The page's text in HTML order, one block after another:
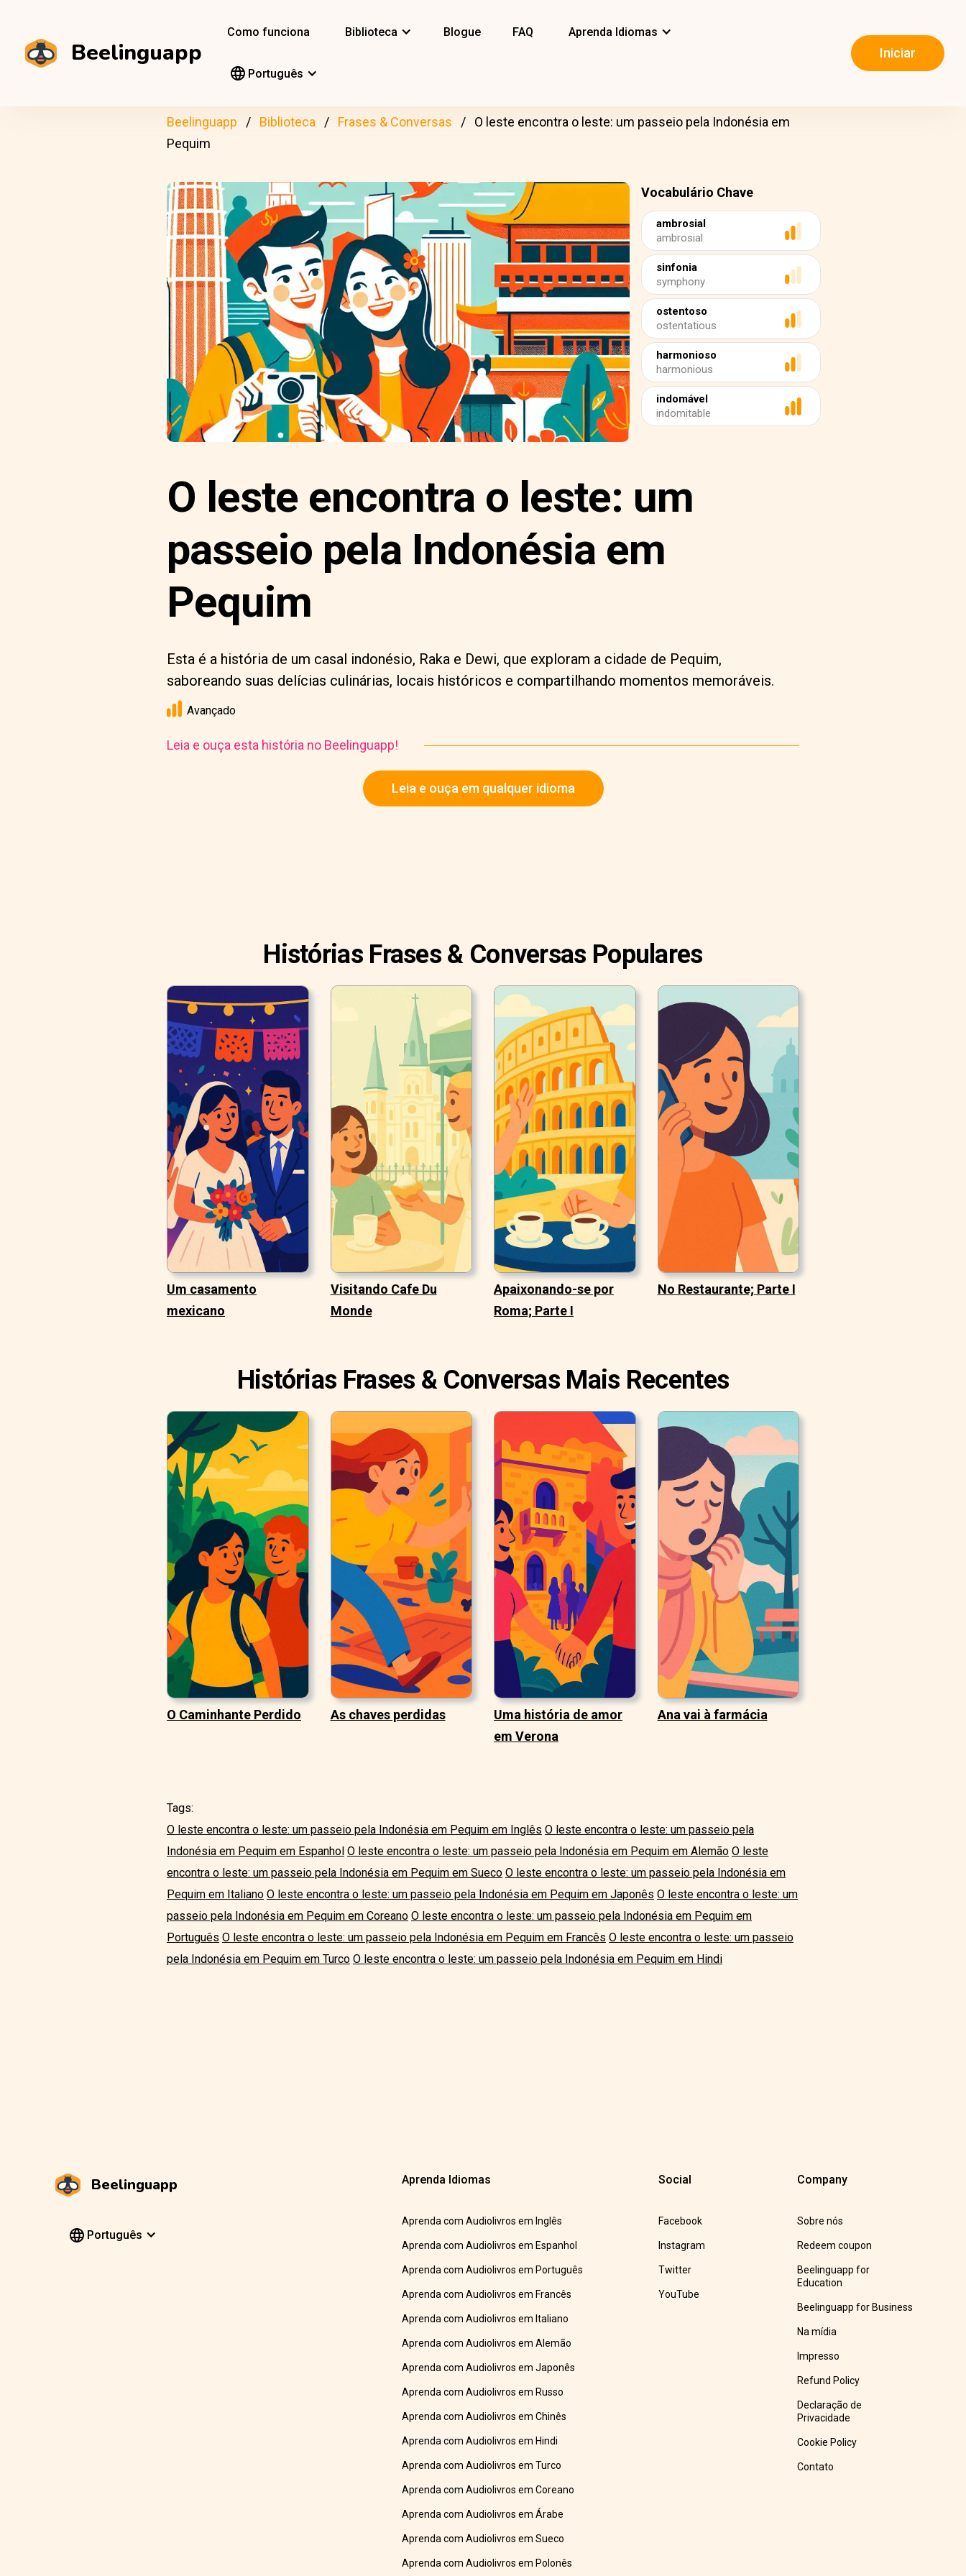
Beelinguapp
Como funciona Biblioteca Blogue FAQ Aprenda Idiomas
Português
Iniciar
Beelinguapp Biblioteca Frases & Conversas
O leste encontra o leste: um passeio pela Indonésia em
Pequim
Vocabulário Chave
ambrosial
ambrosial
sinfonia
symphony
ostentoso
ostentatious
harmonioso
harmonious
indomável
indomitable
O leste encontra o leste: um
passeio pela Indonésia em
Pequim
Esta é a história de um casal indonésio, Raka e Dewi, que exploram a cidade de Pequim,
saboreando suas delícias culinárias, locais históricos e compartilhando momentos memoráveis.
Avançado
Leia e ouça esta história no Beelinguapp!
Leia e ouça em qualquer idioma
Histórias Frases & Conversas Populares
Um casamento
mexicano
Visitando Cafe Du
Monde
Apaixonando-se por
Roma; Parte I
No Restaurante; Parte I
Histórias Frases & Conversas Mais Recentes
O Caminhante Perdido As chaves perdidas
Uma história de amor
em Verona
Ana vai à farmácia
Tags:
O leste encontra o leste: um passeio pela Indonésia em Pequim em Inglês O leste encontra o leste: um passeio pela
Indonésia em Pequim em Espanhol O leste encontra o leste: um passeio pela Indonésia em Pequim em Alemão O leste
encontra o leste: um passeio pela Indonésia em Pequim em Sueco O leste encontra o leste: um passeio pela Indonésia em
Pequim em Italiano O leste encontra o leste: um passeio pela Indonésia em Pequim em Japonês O leste encontra o leste: um
passeio pela Indonésia em Pequim em Coreano O leste encontra o leste: um passeio pela Indonésia em Pequim em
Português O leste encontra o leste: um passeio pela Indonésia em Pequim em Francês O leste encontra o leste: um passeio
pela Indonésia em Pequim em Turco O leste encontra o leste: um passeio pela Indonésia em Pequim em Hindi
Beelinguapp
Português
Aprenda Idiomas
Aprenda com Audiolivros em Inglês
Aprenda com Audiolivros em Espanhol
Aprenda com Audiolivros em Português
Aprenda com Audiolivros em Francês
Aprenda com Audiolivros em Italiano
Aprenda com Audiolivros em Alemão
Aprenda com Audiolivros em Japonês
Aprenda com Audiolivros em Russo
Aprenda com Audiolivros em Chinês
Aprenda com Audiolivros em Hindi
Aprenda com Audiolivros em Turco
Aprenda com Audiolivros em Coreano
Aprenda com Audiolivros em Árabe
Aprenda com Audiolivros em Sueco
Aprenda com Audiolivros em Polonês
Social
Facebook
Instagram
Twitter
YouTube
Company
Sobre nós
Redeem coupon
Beelinguapp for
Education
Beelinguapp for Business
Na mídia
Impresso
Refund Policy
Declaração de
Privacidade
Cookie Policy
Contato